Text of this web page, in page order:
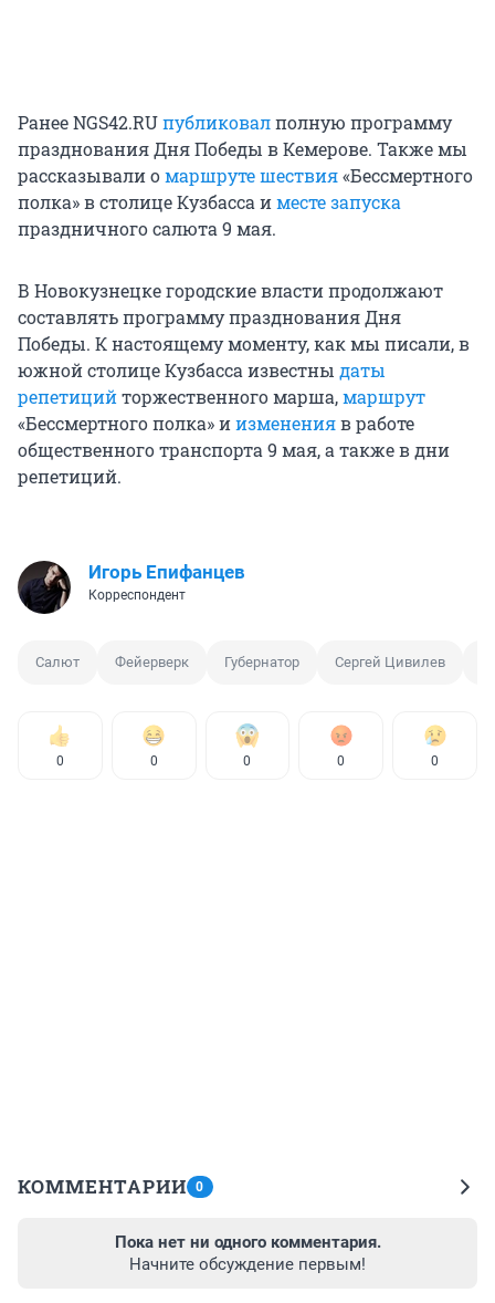
Ранее NGS42.RUпубликовалполную программу
празднования Дня Победы в Кемерове. Также мы
рассказывали омаршруте шествия«Бессмертного
полка» в столице Кузбасса иместе запуска
праздничного салюта 9 мая.
В Новокузнецке городские власти продолжают
составлять программу празднования Дня
Победы. К настоящему моменту, как мы писали, в
южной столице Кузбасса известны даты
репетицийторжественного марша,маршрут
«Бессмертного полка» иизмененияв работе
общественного транспорта 9 мая, а также в дни
репетиций.
Игорь Епифанцев
Корреспондент
Салют Фейерверк Губернатор Сергей Цивилев
0 0 0 0 0
КОММЕНТАРИИ 0
Пока нет ни одного комментария.
Начните обсуждение первым!